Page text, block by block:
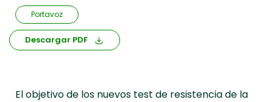
Portavoz
Descargar PDF
El objetivo de los nuevos test de resistencia de la